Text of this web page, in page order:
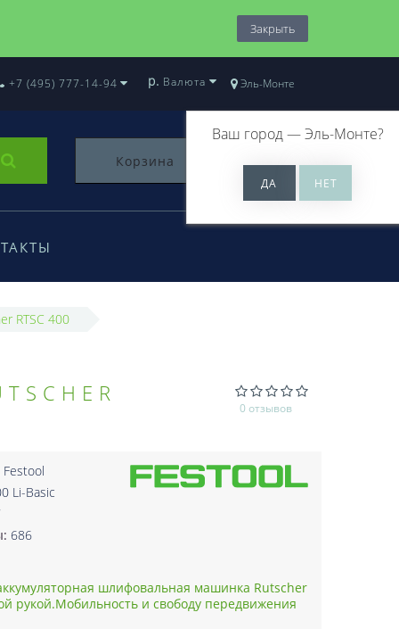
Закрыть
Эль-Монте
Ваш город —Эль-Монте?
+7 (495) 777-14-94 р. Валюта
Корзина 0
RTSC 400
0 отзывов
Festool
Li-Basic
686
шлифовальная машинка Rutscher
рукой.Мобильность и свободу передвижения